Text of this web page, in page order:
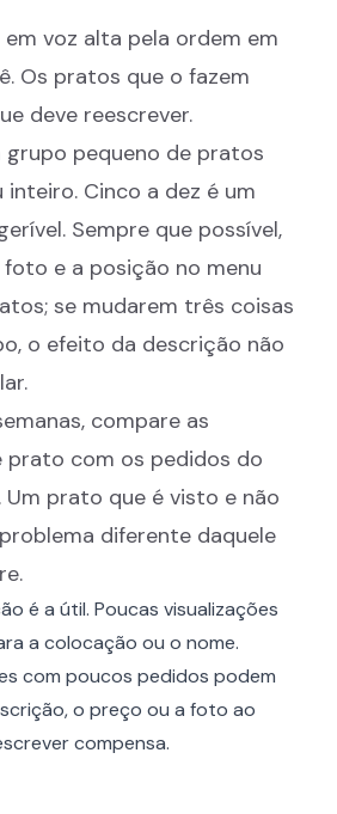
em voz alta pela ordem em
Os pratos que o fazem
deve reescrever.
grupo pequeno de pratos
inteiro. Cinco a dez é um
Sempre que possível,
e a posição no menu
se mudarem três coisas
o efeito da descrição não
compare as
prato com os pedidos do
prato que é visto e não
diferente daquele
é a útil. Poucas visualizações
a colocação ou o nome.
com poucos pedidos podem
o preço ou a foto ao
compensa.